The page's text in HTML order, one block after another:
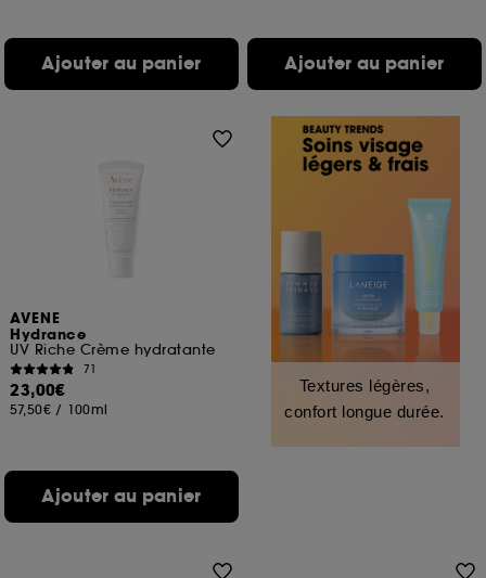
Ajouter au panier Ajouter au panier
AVENE
Hydrance
UV Riche Crème hydratante
71
23,00€
57,50€ / 100ml
Ajouter au panier
Textures légères,
confort longue durée.